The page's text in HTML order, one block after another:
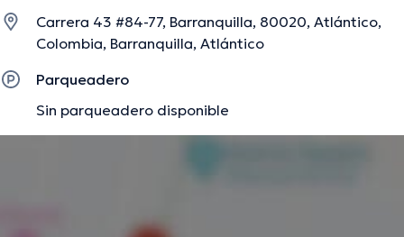
Carrera 43 #84-77, Barranquilla, 80020, Atlántico,
Colombia, Barranquilla, Atlántico
Parqueadero
Sin parqueadero disponible